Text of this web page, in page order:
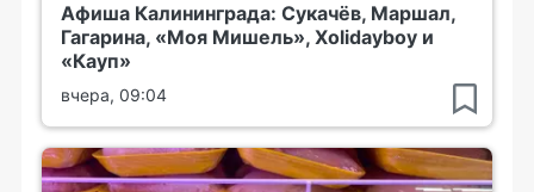
Афиша Калининграда: Сукачёв, Маршал,
Гагарина, «Моя Мишель», Xolidayboy и
«Кауп»
вчера, 09:04